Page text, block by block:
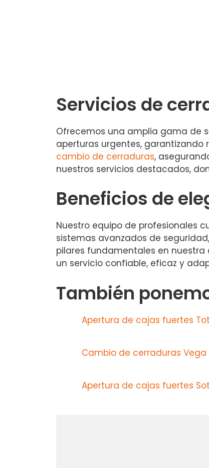
Servicios de
Ofrecemos una amplia gama de
aperturas urgentes, garantizando
cambio de cerraduras,
nuestros servicios destacados,
Beneficios de
Nuestro equipo de profesionales
sistemas avanzados de
pilares fundamentales en
un servicio confiable, eficaz y
También
Apertura de cajas fuertes
Cambio de cerraduras Vega
Apertura de cajas fuertes